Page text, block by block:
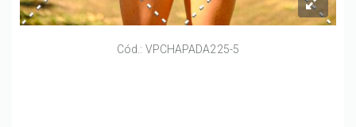
Cód.: VPCHAPADA225-5